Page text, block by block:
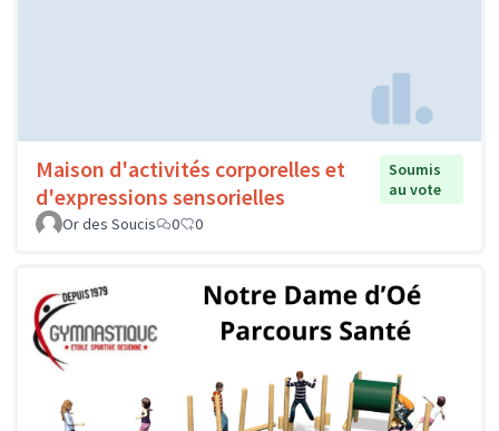
Maison d'activités corporelles et
d'expressions sensorielles
Soumis
au vote
Or des Soucis
0 0